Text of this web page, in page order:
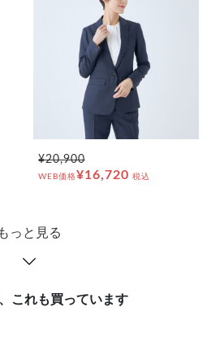
¥20,900
WEB価格¥16,720 税込
もっと見る
これも買っています